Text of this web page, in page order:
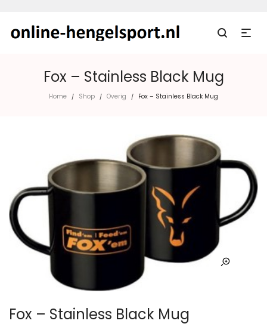
Fox – Stainless Black Mug
Home / Shop / Overig / Fox – Stainless Black Mug
Fox – Stainless Black Mug